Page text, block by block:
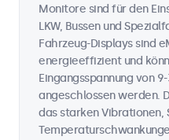
Monitore sind für den
LKW, Bussen und
Fahrzeug-Displays sind
energieeffizient und
Eingangsspannung von
angeschlossen werden.
das starken Vibrationen,